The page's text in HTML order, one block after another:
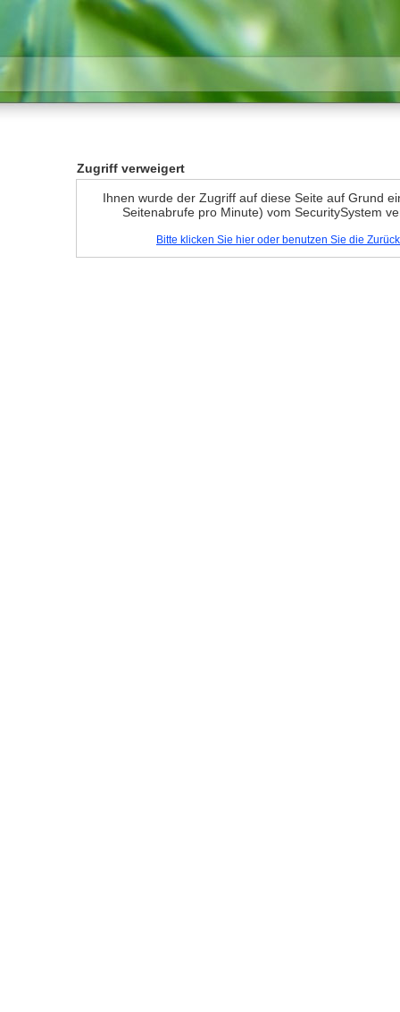
Zugriff verweigert
Ihnen wurde der Zugriff auf diese Seite auf Grund
Seitenabrufe pro Minute) vom SecuritySystem
Bitte klicken Sie hier oder benutzen Sie die